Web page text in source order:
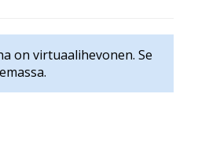
on virtuaalihevonen. Se